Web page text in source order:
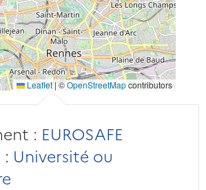
Leaflet|©OpenStreetMapcontributors
: EUROSAFE
Université ou